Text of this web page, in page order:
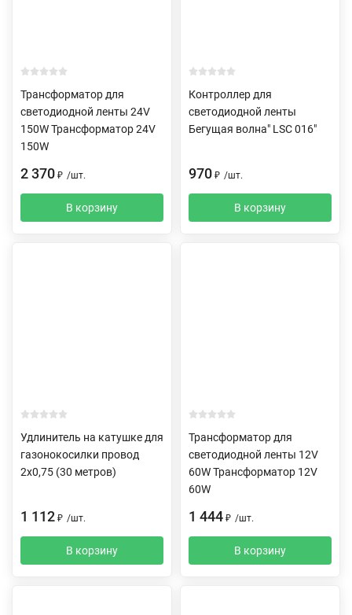
Трансформатор для
светодиодной ленты 24V
150W Трансформатор 24V
150W
2 370 ₽ /шт.
В корзину
Контроллер для
светодиодной ленты
Бегущая волна" LSC 016"
970 ₽ /шт.
В корзину
Удлинитель на катушке для
газонокосилки провод
2х0,75 (30 метров)
1 112 ₽ /шт.
В корзину
Трансформатор для
светодиодной ленты 12V
60W Трансформатор 12V
60W
1 444 ₽ /шт.
В корзину